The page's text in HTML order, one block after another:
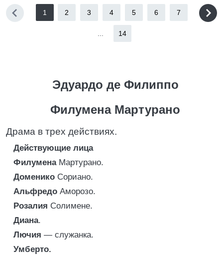
1 2 3 4 5 6 7
14
Эдуардо де Филиппо
Филумена Мартурано
Драма в трех действиях.
Действующие лица
ФилуменаМартурано.
Доменико Сориано.
Альфредо Аморозо.
Розалия Солимене.
Диана.
Лючия — служанка.
Умберто.